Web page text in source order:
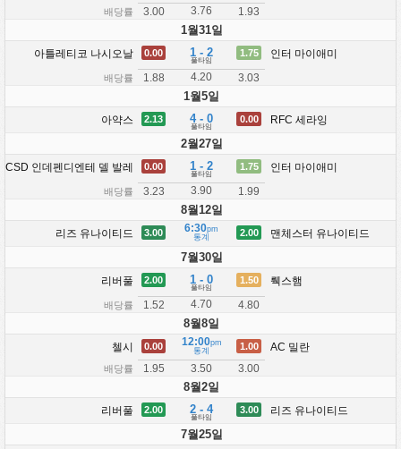
배당률 3.00 3.76 1.93
1월31일
아틀레티코 나시오날
배당률
0.00
1.88
1 - 2
풀타임
4.20
1.75
3.03
인터 마이애미
1월5일
아약스 2.13 4 - 0
풀타임
0.00 RFC 세라잉
2월27일
CSD 인데펜디엔테 델 발레
배당률
0.00
3.23
1 - 2
풀타임
3.90
1.75
1.99
인터 마이애미
8월12일
리즈 유나이티드 3.00 6:30pm
통계
2.00 맨체스터 유나이티드
7월30일
리버풀
배당률
2.00
1.52
1 - 0
풀타임
4.70
1.50
4.80
뤡스햄
8월8일
첼시
배당률
0.00
1.95
12:00pm
통계
3.50
1.00
3.00
AC 밀란
8월2일
리버풀 2.00 2 - 4
풀타임
3.00 리즈 유나이티드
7월25일